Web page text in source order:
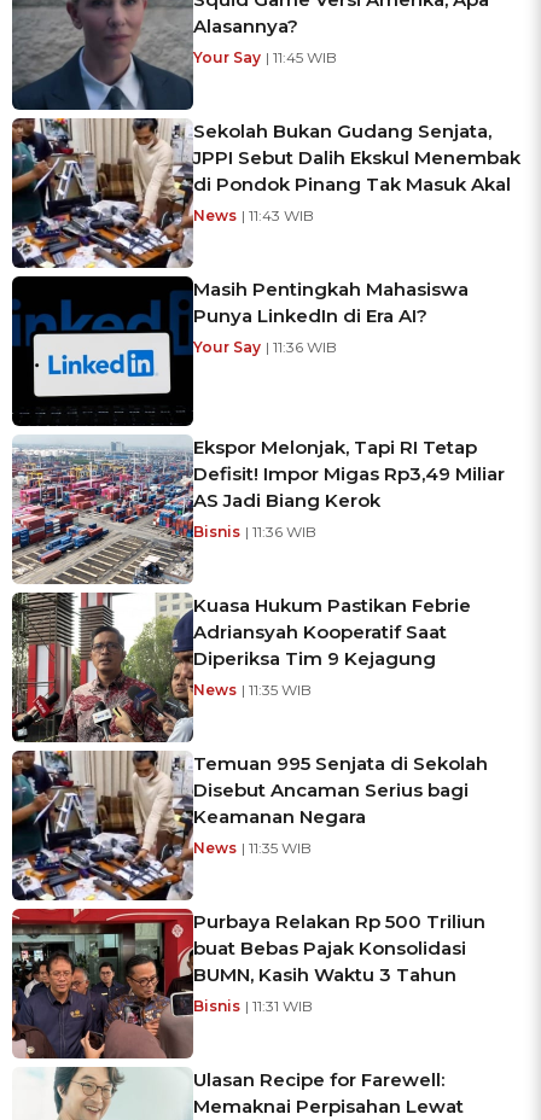
Alasannya?
Your Say | 11:45 WIB
Sekolah Bukan Gudang Senjata,
JPPI Sebut Dalih Ekskul Menembak
di Pondok Pinang Tak Masuk Akal
News | 11:43 WIB
Masih Pentingkah Mahasiswa
Punya LinkedIn di Era AI?
Your Say | 11:36 WIB
Ekspor Melonjak, Tapi RI Tetap
Defisit! Impor Migas Rp3,49 Miliar
AS Jadi Biang Kerok
Bisnis | 11:36 WIB
Kuasa Hukum Pastikan Febrie
Adriansyah Kooperatif Saat
Diperiksa Tim 9 Kejagung
News | 11:35 WIB
Temuan 995 Senjata di Sekolah
Disebut Ancaman Serius bagi
Keamanan Negara
News | 11:35 WIB
Purbaya Relakan Rp 500 Triliun
buat Bebas Pajak Konsolidasi
BUMN, Kasih Waktu 3 Tahun
Bisnis | 11:31 WIB
Ulasan Recipe for Farewell:
Memaknai Perpisahan Lewat